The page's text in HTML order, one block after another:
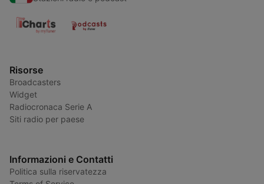
Risorse
Broadcasters
Widget
Radiocronaca Serie A
Siti radio per paese
Informazioni e Contatti
Politica sulla riservatezza